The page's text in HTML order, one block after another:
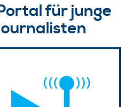
für junge